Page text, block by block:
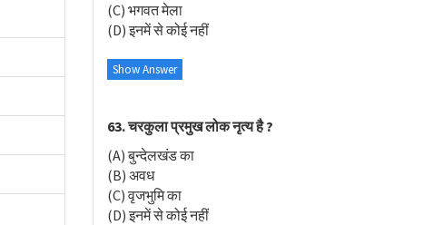
(C) भगवत मेला
(D) इनमें से कोई नहीं
Show Answer
63. चरकुला प्रमुख लोक नृत्य है ?
(A) बुन्देलखंड का
(B) अवध
(C) वृजभुमि का
(D) इनमें से कोई नहीं